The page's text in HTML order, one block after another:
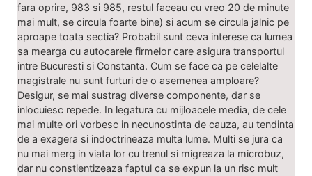
fara oprire, 983 si 985, restul faceau cu vreo 20 de minute
mai mult, se circula foarte bine) si acum se circula jalnic pe
aproape toata sectia? Probabil sunt ceva interese ca lumea
sa mearga cu autocarele firmelor care asigura transportul
intre Bucuresti si Constanta. Cum se face ca pe celelalte
magistrale nu sunt furturi de o asemenea amploare?
Desigur, se mai sustrag diverse componente, dar se
inlocuiesc repede. In legatura cu mijloacele media, de cele
mai multe ori vorbesc in necunostinta de cauza, au tendinta
de a exagera si indoctrineaza multa lume. Multi se jura ca
nu mai merg in viata lor cu trenul si migreaza la microbuz,
dar nu constientizeaza faptul ca se expun la un risc mult